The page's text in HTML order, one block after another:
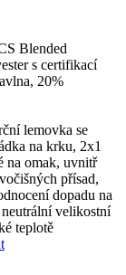
Blended
s certifikací
20%
lemovka se
na krku, 2x1
na omak, uvnitř
přísad,
dopadu na
velikostní
teplotě